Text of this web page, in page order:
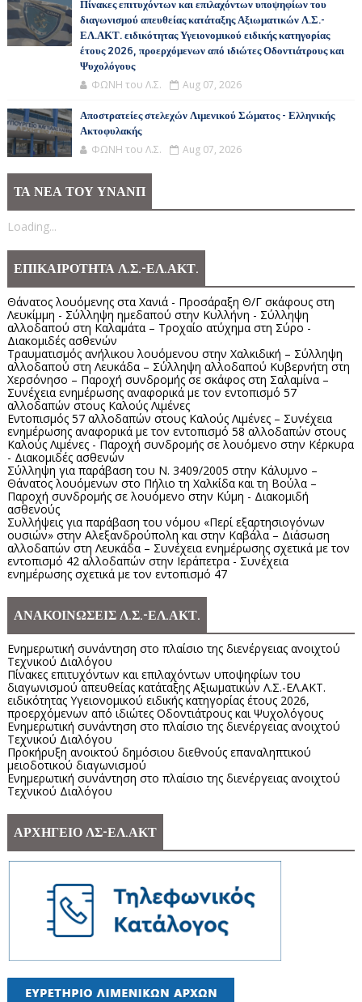
Πίνακες επιτυχόντων και επιλαχόντων υποψηφίων του
διαγωνισμού απευθείας κατάταξης Αξιωματικών Λ.Σ.-
ΕΛ.ΑΚΤ. ειδικότητας Υγειονομικού ειδικής κατηγορίας
έτους 2026, προερχόμενων από ιδιώτες Οδοντιάτρους και
Ψυχολόγους
ΦΩΝΗ του Λ.Σ. Aug 07, 2026
Αποστρατείες στελεχών Λιμενικού Σώματος - Ελληνικής
Ακτοφυλακής
ΦΩΝΗ του Λ.Σ. Aug 07, 2026
ΤΑ ΝΕΑ ΤΟΥ ΥΝΑΝΠ
Loading...
ΕΠΙΚΑΙΡΟΤΗΤΑ Λ.Σ.-ΕΛ.ΑΚΤ.
Θάνατος λουόμενης στα Χανιά - Προσάραξη Θ/Γ σκάφους στη
Λευκίμμη - Σύλληψη ημεδαπού στην Κυλλήνη - Σύλληψη
αλλοδαπού στη Καλαμάτα – Τροχαίο ατύχημα στη Σύρο -
Διακομιδές ασθενών
Τραυματισμός ανήλικου λουόμενου στην Χαλκιδική – Σύλληψη
αλλοδαπού στη Λευκάδα – Σύλληψη αλλοδαπού Κυβερνήτη στη
Χερσόνησο – Παροχή συνδρομής σε σκάφος στη Σαλαμίνα –
Συνέχεια ενημέρωσης αναφορικά με τον εντοπισμό 57
αλλοδαπών στους Καλούς Λιμένες
Εντοπισμός 57 αλλοδαπών στους Καλούς Λιμένες – Συνέχεια
ενημέρωσης αναφορικά με τον εντοπισμό 58 αλλοδαπών στους
Καλούς Λιμένες - Παροχή συνδρομής σε λουόμενο στην Κέρκυρα
- Διακομιδές ασθενών
Σύλληψη για παράβαση του Ν. 3409/2005 στην Κάλυμνο –
Θάνατος λουόμενων στο Πήλιο τη Χαλκίδα και τη Βούλα –
Παροχή συνδρομής σε λουόμενο στην Κύμη - Διακομιδή
ασθενούς
Συλλήψεις για παράβαση του νόμου «Περί εξαρτησιογόνων
ουσιών» στην Αλεξανδρούπολη και στην Καβάλα – Διάσωση
αλλοδαπών στη Λευκάδα – Συνέχεια ενημέρωσης σχετικά με τον
εντοπισμό 42 αλλοδαπών στην Ιεράπετρα - Συνέχεια
ενημέρωσης σχετικά με τον εντοπισμό 47
ΑΝΑΚΟΙΝΩΣΕΙΣ Λ.Σ.-ΕΛ.ΑΚΤ.
Ενημερωτική συνάντηση στο πλαίσιο της διενέργειας ανοιχτού
Τεχνικού Διαλόγου
Πίνακες επιτυχόντων και επιλαχόντων υποψηφίων του
διαγωνισμού απευθείας κατάταξης Αξιωματικών Λ.Σ.-ΕΛ.ΑΚΤ.
ειδικότητας Υγειονομικού ειδικής κατηγορίας έτους 2026,
προερχόμενων από ιδιώτες Οδοντιάτρους και Ψυχολόγους
Ενημερωτική συνάντηση στο πλαίσιο της διενέργειας ανοιχτού
Τεχνικού Διαλόγου
Προκήρυξη ανοικτού δημόσιου διεθνούς επαναληπτικού
μειοδοτικού διαγωνισμού
Ενημερωτική συνάντηση στο πλαίσιο της διενέργειας ανοιχτού
Τεχνικού Διαλόγου
ΑΡΧΗΓΕΙΟ ΛΣ-ΕΛ.ΑΚΤ